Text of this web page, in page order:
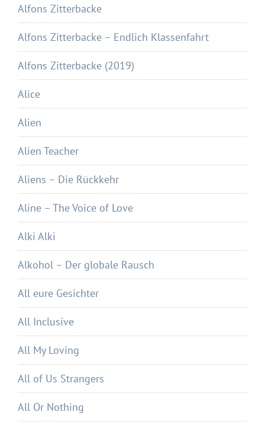
Alfons Zitterbacke
Alfons Zitterbacke – Endlich Klassenfahrt
Alfons Zitterbacke (2019)
Alice
Alien
Alien Teacher
Aliens – Die Rückkehr
Aline – The Voice of Love
Alki Alki
Alkohol – Der globale Rausch
All eure Gesichter
All Inclusive
All My Loving
All of Us Strangers
All Or Nothing